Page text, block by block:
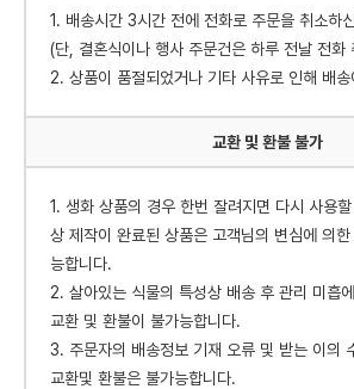
1. 배송시간 3시간 전에 전화로 주문을 취소하
(단, 결혼식이나 행사 주문건은 하루 전날 전화
2. 상품이 품절되었거나 기타 사유로 인해 배
교환 및 환불 불가
1. 생화 상품의 경우 한번 잘려지면 다시 사용
상 제작이 완료된 상품은 고객님의 변심에 의
능합니다.
2. 살아있는 식물의 특성상 배송 후 관리 미흡
교환 및 환불이 불가능합니다.
3. 주문자의 배송정보 기재 오류 및 받는 이의
교환및 환불은 불가능합니다.